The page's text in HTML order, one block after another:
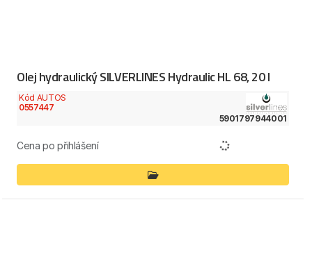
Olej hydraulický SILVERLINES Hydraulic HL 68, 20 l
Kód AUTOS
0557447
5901797944001
Cena po přihlášení